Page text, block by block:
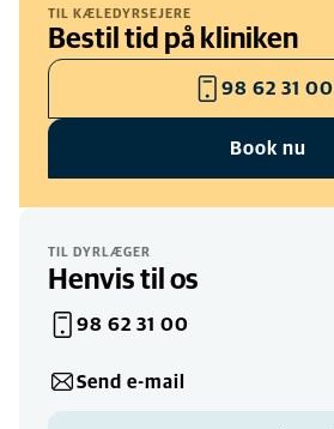
25 Dec
KLINIK
31 Dec
KLINIK
HVERDAGE
08:00- 16:30
TIL KÆLEDYRSEJERE
Bestil tid på kliniken
98 62 31 00
Book nu
TIL DYRLÆGER
Henvis til os
98 62 31 00
Send e-mail